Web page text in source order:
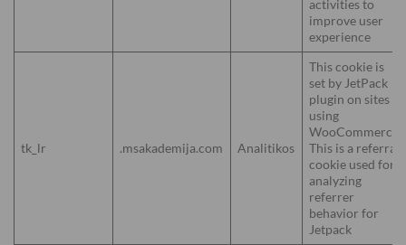
activities to
improve user
experience
tk_lr .msakademija.com Analitikos
This cookie is
set by JetPack
plugin on sites
using
WooCommerce.
This is a referral
cookie used for
analyzing
referrer
behavior for
Jetpack